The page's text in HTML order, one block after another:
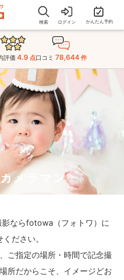
検索 ログイン かんたん予約
評価 4.9 点口コミ 78,644 件
カメラマン
影ならfotowa（フォトワ）に
ださい。
ご指定の場所・時間で記念撮
所だからこそ、イメージどお